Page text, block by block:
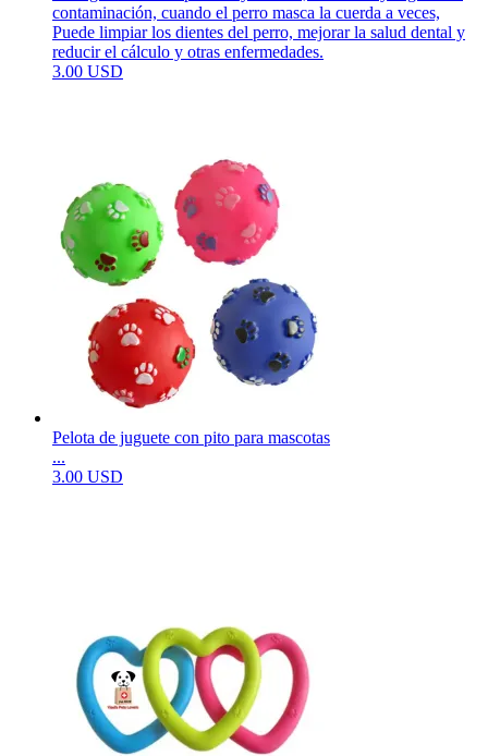
contaminación, cuando el perro masca la cuerda a veces,
Puede limpiar los dientes del perro, mejorar la salud dental y
reducir el cálculo y otras enfermedades.
3.00 USD
Pelota de juguete con pito para mascotas
...
3.00 USD